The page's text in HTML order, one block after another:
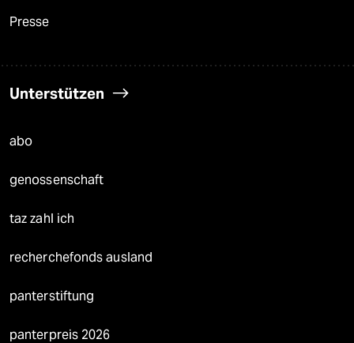
Presse
Unterstützen
abo
genossenschaft
taz zahl ich
recherchefonds ausland
panterstiftung
panterpreis 2026